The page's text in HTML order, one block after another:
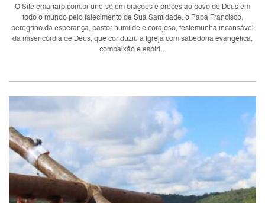
O Site emanarp.com.br une-se em orações e preces ao povo de Deus em
todo o mundo pelo falecimento de Sua Santidade, o Papa Francisco,
peregrino da esperança, pastor humilde e corajoso, testemunha incansável
da misericórdia de Deus, que conduziu a Igreja com sabedoria evangélica,
compaixão e espíri...